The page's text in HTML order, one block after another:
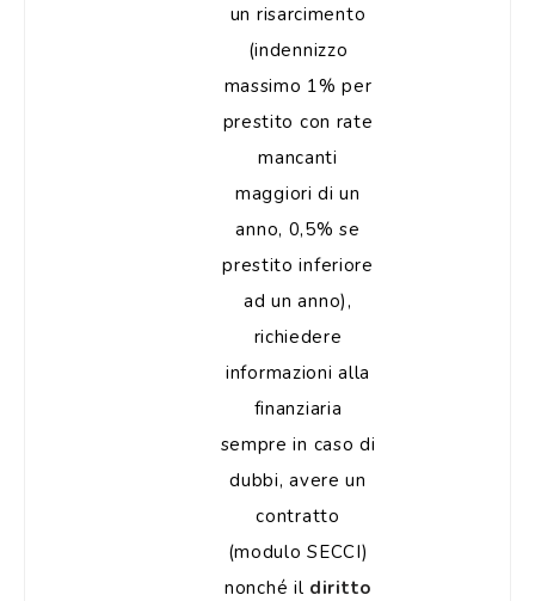
un risarcimento
(indennizzo
massimo 1% per
prestito con rate
mancanti
maggiori di un
anno, 0,5% se
prestito inferiore
ad un anno),
richiedere
informazioni alla
finanziaria
sempre in caso di
dubbi, avere un
contratto
(modulo SECCI)
nonché il diritto